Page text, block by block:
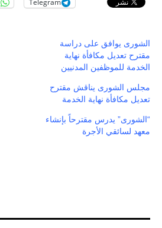
الشورى يوافق على دراسة
مقترح تعديل مكافأة نهاية
الخدمة للموظفين المدنيين
مجلس الشورى يناقش مقترح
تعديل مكافأة نهاية الخدمة
“الشورى” يدرس مقترحاً بإنشاء
معهد لسائقي الأجرة